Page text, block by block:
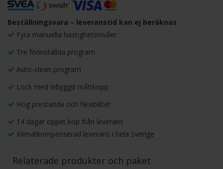
Beställningsvara – leveranstid kan ej beräknas
Fyra manuella hastighetsnivåer
Tre förinställda program
Auto-clean program
Lock med inbyggd måttkopp
Hög prestanda och flexibilitet
14 dagar öppet köp från leverans
Klimatkompenserad leverans i hela Sverige
Relaterade produkter och paket